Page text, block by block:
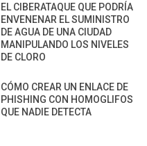
EL CIBERATAQUE QUE PODRÍA
ENVENENAR EL SUMINISTRO
DE AGUA DE UNA CIUDAD
MANIPULANDO LOS NIVELES
DE CLORO
CÓMO CREAR UN ENLACE DE
PHISHING CON HOMOGLIFOS
QUE NADIE DETECTA